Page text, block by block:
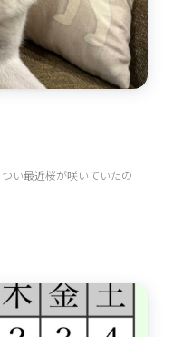
い最近桜が咲いていたの